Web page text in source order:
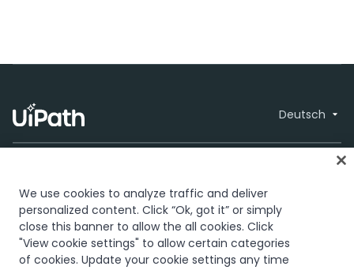
Deutsch
Vertrauen und Sicherheit
Terms of Use
Privacy Policy
Cookies Policy
Your
© 2005-2026
UiPath. All rights
We use cookies to analyze traffic and deliver
personalized content. Click “Ok, got it” or simply
close this banner to allow the all cookies. Click
"View cookie settings" to allow certain categories
of cookies. Update your cookie settings any time